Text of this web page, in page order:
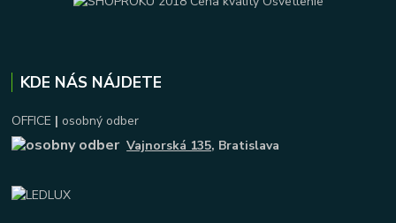
KDE NÁS NÁJDETE
OFFICE | osobný odber
Vajnorská 135, Bratislava